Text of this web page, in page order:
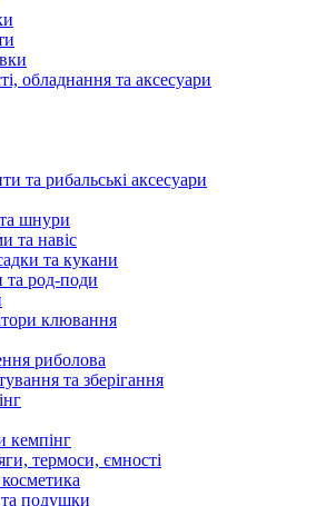
обладнання та аксесуари
та рибальські аксесуари
шнури
та навіс
та кукани
та род-поди
клювання
риболова
та зберігання
кемпінг
термоси, ємності
косметика
подушки